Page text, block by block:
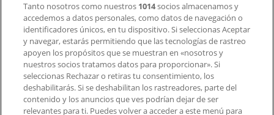
Contacto comercial y de marketing
Tienda mal colocada en el mapa
Notificar un folleto
¿Encontraste un problema en la web o en la
aplicación?
Índices
Tanto nosotros como nuestros 1014socios almacenamos y
accedemos a datos personales, como datos de navegación o
identificadores únicos, en tu dispositivo. Si seleccionas Aceptar
y navegar, estarás permitiendo que las tecnologías de rastreo
apoyen los propósitos que se muestran en «nosotros y
nuestros socios tratamos datos para proporcionar». Si
seleccionas Rechazar o retiras tu consentimiento, los
deshabilitarás. Si se deshabilitan los rastreadores, parte del
contenido y los anuncios que ves podrían dejar de ser
relevantes para ti. Puedes volver a acceder a este menú para